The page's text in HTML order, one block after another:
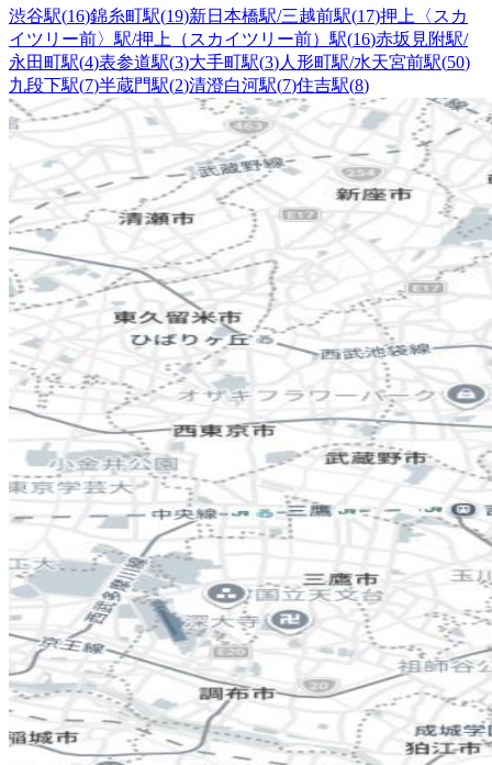
渋谷駅(16)錦糸町駅(19)新日本橋駅/三越前駅(17)押上〈スカ
イツリー前〉駅/押上（スカイツリー前）駅(16)赤坂見附駅/
永田町駅(4)表参道駅(3)大手町駅(3)人形町駅/水天宮前駅(50)
九段下駅(7)半蔵門駅(2)清澄白河駅(7)住吉駅(8)